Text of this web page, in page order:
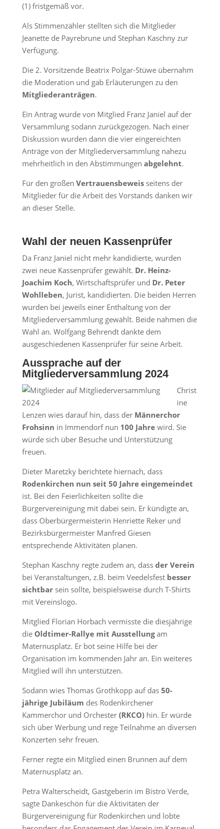
(1) fristgemäß vor.
Als Stimmenzähler stellten sich die Mitglieder
Jeanette de Payrebrune und Stephan Kaschny zur
Verfügung.
Die 2. Vorsitzende Beatrix Polgar-Stüwe übernahm
die Moderation und gab Erläuterungen zu den
Mitgliederanträgen.
Ein Antrag wurde von Mitglied Franz Janiel auf der
Versammlung sodann zurückgezogen. Nach einer
Diskussion wurden dann die vier eingereichten
Anträge von der Mitgliederversammlung nahezu
mehrheitlich in den Abstimmungen abgelehnt.
Für den großen Vertrauensbeweisseitens der
Mitglieder für die Arbeit des Vorstands danken wir
an dieser Stelle.
Wahl der neuen Kassenprüfer
Da Franz Janiel nicht mehr kandidierte, wurden
zwei neue Kassenprüfer gewählt. Dr. Heinz-
Joachim Koch, Wirtschaftsprüfer und Dr. Peter
Wohlleben, Jurist, kandidierten. Die beiden Herren
wurden bei jeweils einer Enthaltung von der
Mitgliederversammlung gewählt. Beide nahmen die
Wahl an. Wolfgang Behrendt dankte dem
ausgeschiedenen Kassenprüfer für seine Arbeit.
Aussprache auf der
Mitgliederversammlung 2024
Christ
ine
Lenzen wies darauf hin, dass der Männerchor
Frohsinn in Immendorf nun 100 Jahrewird. Sie
würde sich über Besuche und Unterstützung
freuen.
Dieter Maretzky berichtete hiernach, dass
Rodenkirchen nun seit 50 Jahre eingemeindet
ist. Bei den Feierlichkeiten sollte die
Bürgervereinigung mit dabei sein. Er kündigte an,
dass Oberbürgermeisterin Henriette Reker und
Bezirksbürgermeister Manfred Giesen
entsprechende Aktivitäten planen.
Stephan Kaschny regte zudem an, dass der Verein
bei Veranstaltungen, z.B. beim Veedelsfest besser
sichtbarsein sollte, beispielsweise durch T-Shirts
mit Vereinslogo.
Mitglied Florian Horbach vermisste die diesjährige
die Oldtimer-Rallye mit Ausstellungam
Maternusplatz. Er bot seine Hilfe bei der
Organisation im kommenden Jahr an. Ein weiteres
Mitglied will ihn unterstützen.
Sodann wies Thomas Grothkopp auf das 50-
jährige Jubiläum des Rodenkirchener
Kammerchor und Orchester (RKCO)hin. Er würde
sich über Werbung und rege Teilnahme an diversen
Konzerten sehr freuen.
Ferner regte ein Mitglied einen Brunnen auf dem
Maternusplatz an.
Petra Walterscheidt, Gastgeberin im Bistro Verde,
sagte Dankeschön für die Aktivitäten der
Bürgervereinigung für Rodenkirchen und lobte